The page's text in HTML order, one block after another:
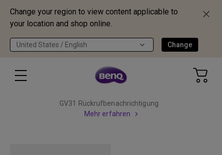
Change your region to view content applicable to
your location and shop online.
United States / English Change
GV31 Rückrufbenachrichtigung
Mehr erfahren